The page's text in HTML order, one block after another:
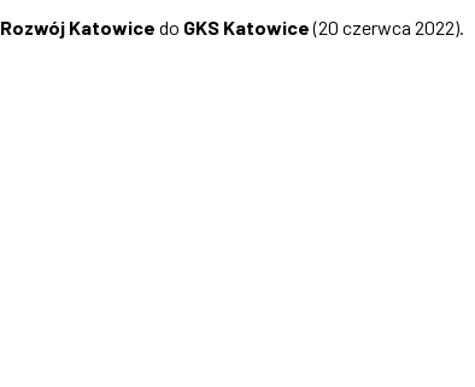
Rozwój Katowice do GKS Katowice(20 czerwca 2022).